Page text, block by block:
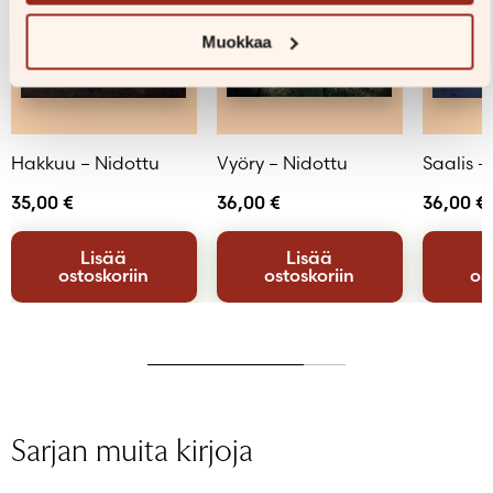
Muokkaa
Hakkuu – Nidottu
35,00 €
Lisää
ostoskoriin
Vyöry – Nidottu
36,00 €
Lisää
ostoskoriin
Saalis
36,00 €
Sarjan muita kirjoja